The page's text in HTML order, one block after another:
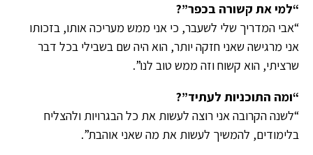
“למי את קשורה בכפר”?
“אבי המדריך שלי לשעבר, כי אני ממש מעריכה אותו, בזכותו
אני מרגישה שאני חזקה יותר, הוא היה שם בשבילי בכל דבר
שרציתי, הוא קשוח וזה ממש טוב לנו”.
“ומה התוכניות לעתיד”?
“לשנה הקרובה אני רוצה לעשות את כל הבגרויות ולהצליח
בלימודים, להמשיך לעשות את מה שאני אוהבת”.